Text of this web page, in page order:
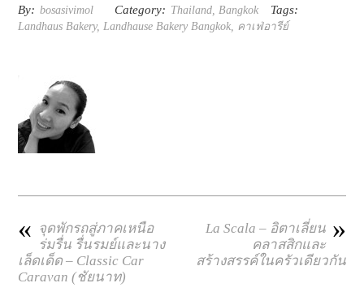
By: bosasivimol Category: Thailand,Bangkok Tags:
Landhaus Bakery,Landhause Bakery Bangkok, คาเฟ่อารีย์
«
จุดพักรถสู่ภาคเหนือ
ร่มรื่น รื่นรมย์และนาง
เล็ดเด็ด – Classic Car
Caravan (ชัยนาท)
»
La Scala – อิตาเลี่ยน
คลาสสิกและ
สร้างสรรค์ในครัวเดียวกัน